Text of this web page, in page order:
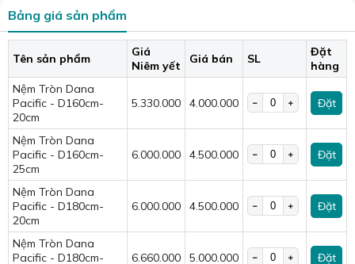
Nệm tròn Dana Pacific có đặc điểm gì?
Bảng giá sản phẩm
Tên sản phẩm
Giá
Niêm yết
Giá bán SL
Đặt
hàng
Nệm Tròn Dana
Pacific - D160cm-
20cm
5.330.000 4.000.000 Đặt
Nệm Tròn Dana
Pacific - D160cm-
25cm
6.000.000 4.500.000 Đặt
Nệm Tròn Dana
Pacific - D180cm-
20cm
6.000.000 4.500.000 Đặt
Nệm Tròn Dana
Pacific - D180cm-
6.660.000 5.000.000 Đặt